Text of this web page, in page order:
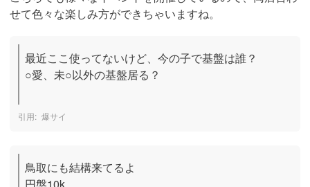
せて色々な楽しみ方ができちゃいますね。
最近ここ使ってないけど、今の子で基盤は誰？
○愛、未○以外の基盤居る？
爆サイ
鳥取にも結構来てるよ